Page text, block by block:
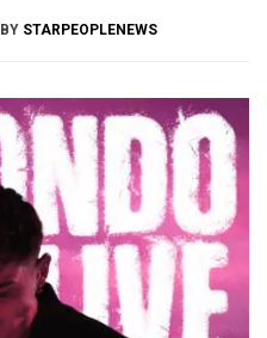
BY STARPEOPLENEWS